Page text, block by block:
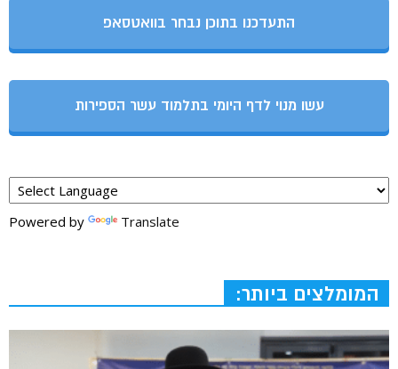
התעדכנו בתוכן נבחר בוואטסאפ
עשו מנוי לדף היומי בתלמוד עשר הספירות
Powered by Translate
המומלצים ביותר: